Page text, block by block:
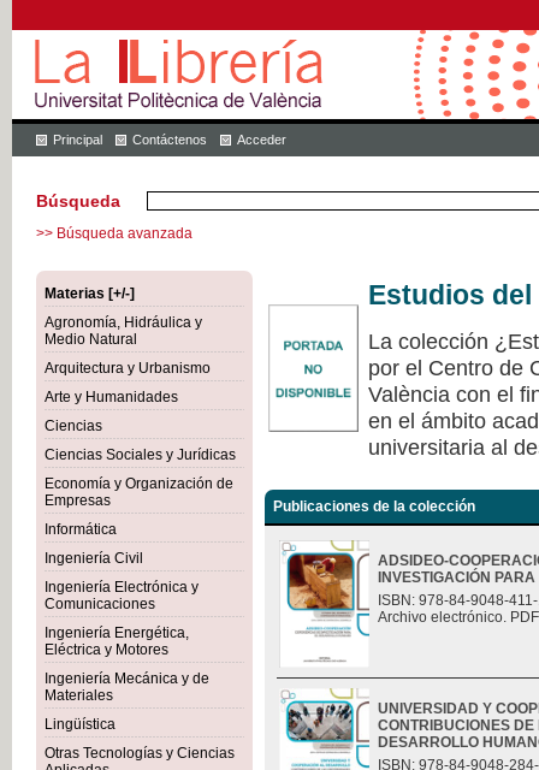
Principal Contáctenos Acceder
Búsqueda
>> Búsqueda avanzada
Materias [+/-]
Agronomía, Hidráulica y
Medio Natural
Arquitectura y Urbanismo
Arte y Humanidades
Ciencias
Ciencias Sociales y Jurídicas
Economía y Organización de
Empresas
Informática
Ingeniería Civil
Ingeniería Electrónica y
Comunicaciones
Ingeniería Energética,
Eléctrica y Motores
Ingeniería Mecánica y de
Materiales
Lingüística
Otras Tecnologías y Ciencias
Estudios
La colección
por el Centro de
València con el
en el ámbito
universitaria al
Publicaciones de la colección
ADSIDEO-
INVESTIGACIÓN
ISBN: 978-84-9048-
Archivo electrónico.
UNIVERSIDAD Y
CONTRIBUCIONES
DESARROLLO
ISBN: 978-84-9048-